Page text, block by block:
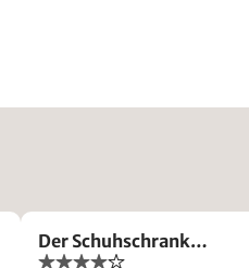
Der Schuhschrank…